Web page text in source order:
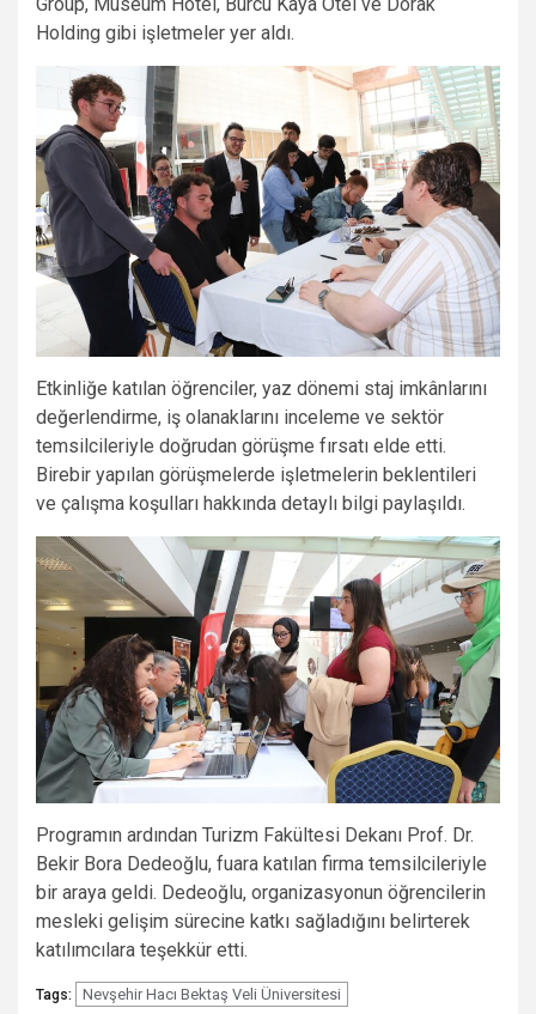
Holding gibi işletmeler yer aldı.
Etkinliğe katılan öğrenciler, yaz dönemi staj imkânlarını
değerlendirme, iş olanaklarını inceleme ve sektör
temsilcileriyle doğrudan görüşme fırsatı elde etti.
Birebir yapılan görüşmelerde işletmelerin beklentileri
ve çalışma koşulları hakkında detaylı bilgi paylaşıldı.
Programın ardından Turizm Fakültesi Dekanı Prof. Dr.
Bekir Bora Dedeoğlu, fuara katılan firma temsilcileriyle
bir araya geldi. Dedeoğlu, organizasyonun öğrencilerin
mesleki gelişim sürecine katkı sağladığını belirterek
katılımcılara teşekkür etti.
Tags: Nevşehir Hacı Bektaş Veli Üniversitesi